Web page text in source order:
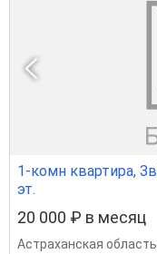
1-комн квартира,
эт.
20 000 ₽ в месяц
Астраханская область